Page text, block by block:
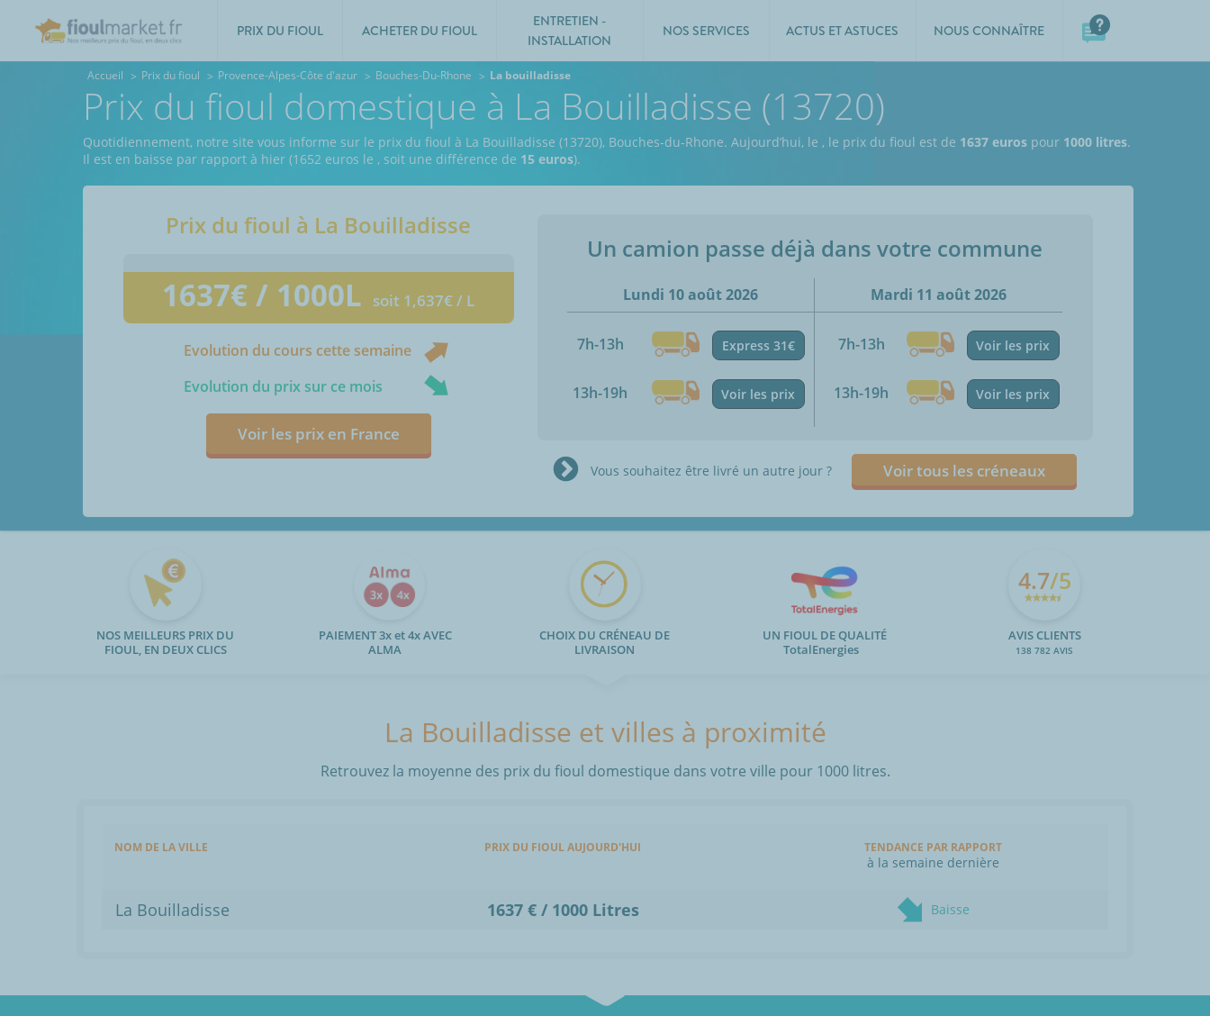
PRIX DU FIOUL ACHETER DU FIOUL
ENTRETIEN -
INSTALLATION
NOS SERVICES ACTUS ET ASTUCES NOUS CONNAÎTRE
Accueil Prix du fioul Provence-Alpes-Côte d'azur Bouches-Du-Rhone La bouilladisse
Prix du fioul domestique à La Bouilladisse (13720)
Quotidiennement, notre site vous informe sur le prix du fioul à La Bouilladisse (13720), Bouches-du-Rhone. Aujourd’hui, le , le prix du fioul est de 1637 euros pour 1000 litres.
Il est en baisse par rapport à hier (1652 euros le , soit une différence de 15 euros).
Prix du fioul à La Bouilladisse
1637€ / 1000L soit 1,637€ / L
Evolution du cours cette semaine
Evolution du prix sur ce mois
Voir les prix en France
Un camion passe déjà dans votre commune
Lundi 10 août 2026
7h-13h Express 31€
13h-19h Voir les prix
Mardi 11 août 2026
7h-13h Voir les prix
13h-19h Voir les prix
Vous souhaitez être livré un autre jour ? Voir tous les créneaux
NOS MEILLEURS PRIX DU
FIOUL, EN DEUX CLICS
PAIEMENT 3x et 4x AVEC
ALMA
CHOIX DU CRÉNEAU DE
LIVRAISON
UN FIOUL DE QUALITÉ
TotalEnergies
4.7/5
AVIS CLIENTS
138 782 AVIS
La Bouilladisse et villes à proximité
Retrouvez la moyenne des prix du fioul domestique dans votre ville pour 1000 litres.
NOM DE LA VILLE PRIX DU FIOUL AUJOURD'HUI TENDANCE PAR RAPPORT
à la semaine dernière
La Bouilladisse 1637 € / 1000 Litres Baisse